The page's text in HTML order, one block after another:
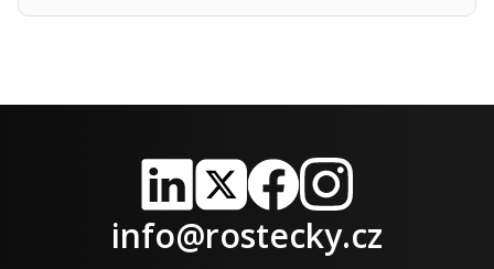
LinkedIn
X FacebookInstagram
info@rostecky.cz